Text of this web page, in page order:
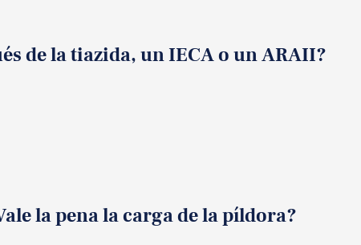
de la tiazida, un IECA o un ARAII?
la pena la carga de la píldora?